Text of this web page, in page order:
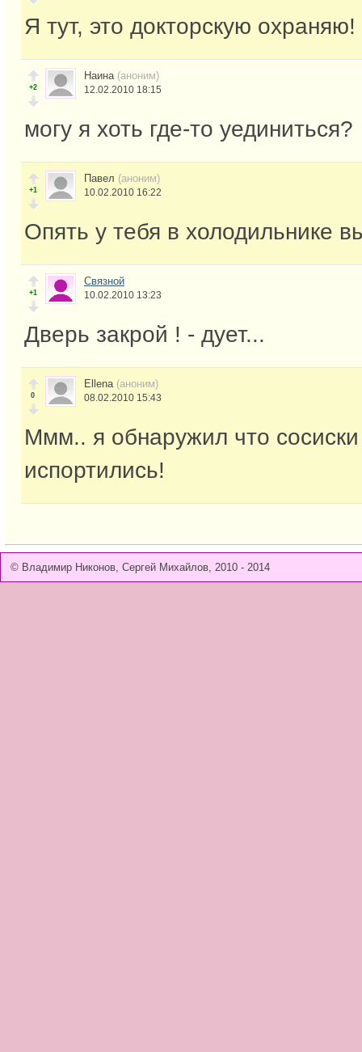
Я тут, это докторскую охраняю!
+2
Наина (аноним)
12.02.2010 18:15
могу я хоть где-то уединиться?
+1
Павел (аноним)
10.02.2010 16:22
Опять у тебя в холодильнике
+1
Связной
10.02.2010 13:23
Дверь закрой ! - дует...
0
Ellena (аноним)
08.02.2010 15:43
Ммм.. я обнаружил что сосиски
испортились!
© Владимир Никонов, Сергей Михайлов, 2010 - 2014